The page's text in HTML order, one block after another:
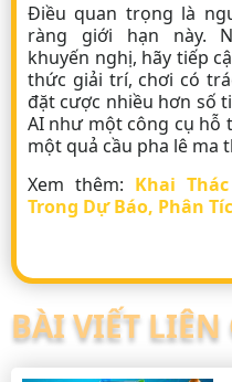
Điều quan trọng là
ràng giới hạn này.
khuyến nghị, hãy tiếp
thức giải trí, chơi có
đặt cược nhiều hơn số
AI như một công cụ hỗ
một quả cầu pha lê ma
Xem thêm: Khai
Trong Dự Báo, Phân
BÀI VIẾT LIÊN